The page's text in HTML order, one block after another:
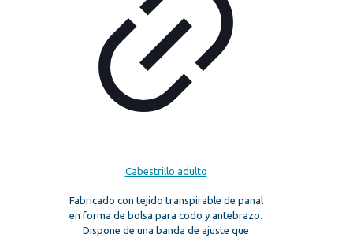
Cabestrillo adulto
Fabricado con tejido transpirable de panal
en forma de bolsa para codo y antebrazo.
Dispone de una banda de ajuste que